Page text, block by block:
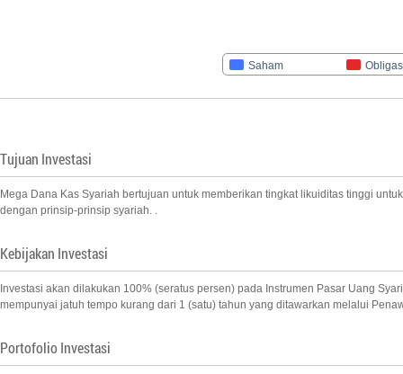
Saham
Tujuan Investasi
Mega Dana Kas Syariah bertujuan untuk memberikan tingkat likuiditas tinggi
dengan prinsip-prinsip syariah. .
Kebijakan Investasi
Investasi akan dilakukan 100% (seratus persen) pada Instrumen Pasar Uang
mempunyai jatuh tempo kurang dari 1 (satu) tahun yang ditawarkan melalui
Portofolio Investasi